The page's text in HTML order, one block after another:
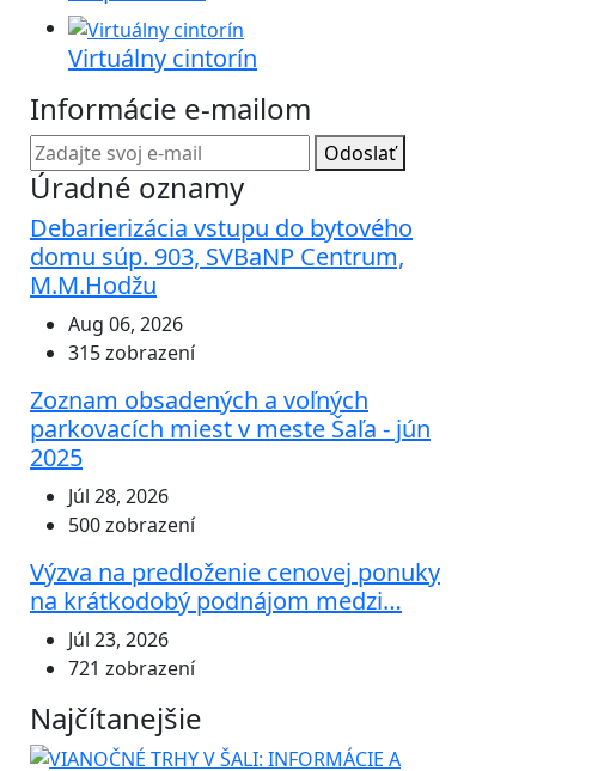
Virtuálny cintorín
Informácie e-mailom
Odoslať
Úradné oznamy
Debarierizácia vstupu do bytového
domu súp. 903, SVBaNP Centrum,
M.M.Hodžu
Aug 06, 2026
315 zobrazení
Zoznam obsadených a voľných
parkovacích miest v meste Šaľa - jún
2025
Júl 28, 2026
500 zobrazení
Výzva na predloženie cenovej ponuky
na krátkodobý podnájom medzi…
Júl 23, 2026
721 zobrazení
Najčítanejšie